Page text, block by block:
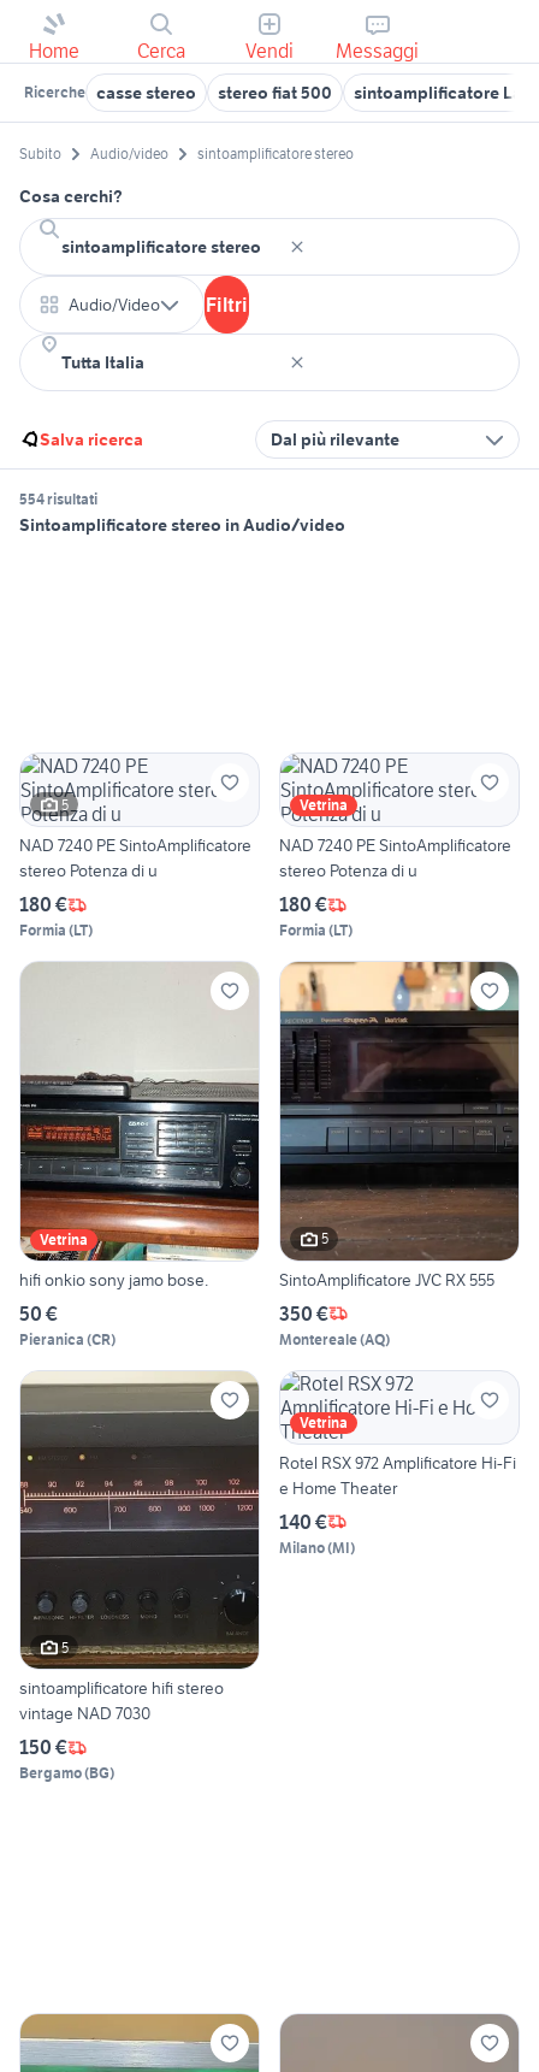
Home Cerca Vendi Messaggi
Ricerche casse stereo stereo fiat 500 sintoamplificatore
Subito Audio/video sintoamplificatore stereo
Cosa cerchi?
Audio/Video Filtri
Salva ricerca Dal più rilevante
554 risultati
Sintoamplificatore stereo in Audio/video
5
NAD 7240 PE SintoAmplificatore
stereo Potenza di u
180 €
Formia (LT)
Vetrina
NAD 7240 PE SintoAmplificatore
stereo Potenza di u
180 €
Formia (LT)
Vetrina
hifi onkio sony jamo bose.
50 €
Pieranica (CR)
5
SintoAmplificatore JVC RX 555
350 €
Montereale(AQ)
5
sintoamplificatore hifi stereo
vintage NAD 7030
150 €
Bergamo(BG)
Vetrina
Rotel RSX 972 Amplificatore Hi-Fi
e Home Theater
140 €
Milano(MI)